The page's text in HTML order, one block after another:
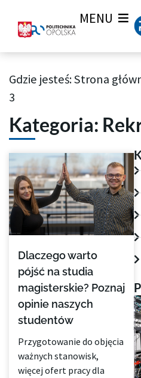
MENU
Archiwum aktualności Wiadomości
Gdzie jesteś:Strona
3
Kategoria:
Dlaczego warto
pójść na studia
magisterskie? Poznaj
opinie naszych
studentów
Przygotowanie do objęcia
ważnych stanowisk,
więcej ofert pracy dla
StronaStrona
StronaStronaStrona